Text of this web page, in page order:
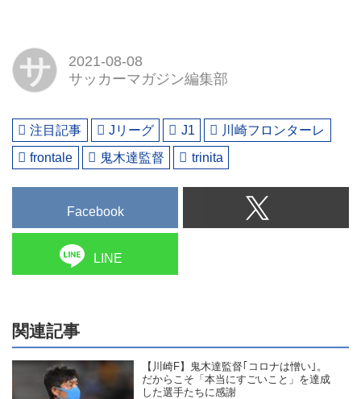
サ
2021-08-08
サッカーマガジン編集部
注目記事 Jリーグ J1
川崎フロンターレ
frontale
鬼木達監督 trinita
Facebook
LINE
関連記事
【川崎F】鬼木達監督｢コロナは憎い｣。
だからこそ「本当にすごいこと」を達成
した選手たちに感謝